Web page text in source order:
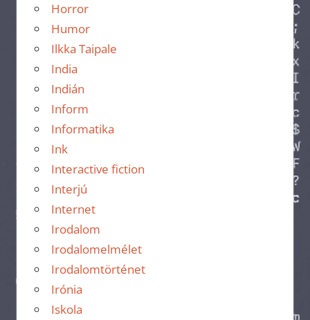
Horror
Humor
Ilkka Taipale
India
Indián
Inform
Informatika
Ink
Interactive fiction
Interjú
Internet
Irodalom
Irodalomelmélet
Irodalomtörténet
Irónia
Iskola